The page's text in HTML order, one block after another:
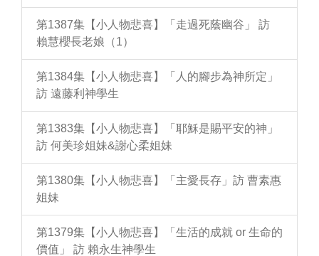
第1387集【小人物悲喜】「走過死蔭幽谷」 訪
賴慧櫻長老娘（1）
第1384集【小人物悲喜】「人的腳步為神所定」
訪 遠藤利神學生
第1383集【小人物悲喜】「耶穌是賜平安的神」
訪 何美珍姐妹&謝心柔姐妹
第1380集【小人物悲喜】「主愛長存」訪 曹素惠
姐妹
第1379集【小人物悲喜】「生活的成就 or 生命的
價值」 訪 賴永生神學生